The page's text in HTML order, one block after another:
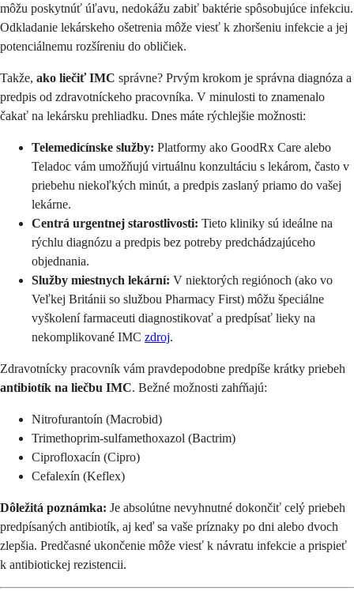
môžu poskytnúť úľavu, nedokážu zabiť baktérie spôsobujúce infekciu.
Odkladanie lekárskeho ošetrenia môže viesť k zhoršeniu infekcie a jej
potenciálnemu rozšíreniu do obličiek.
Takže, ako liečiť IMC správne? Prvým krokom je správna diagnóza a
predpis od zdravotníckeho pracovníka. V minulosti to znamenalo
čakať na lekársku prehliadku. Dnes máte rýchlejšie možnosti:
Telemedicínske služby: Platformy ako GoodRx Care alebo
Teladoc vám umožňujú virtuálnu konzultáciu s lekárom, často v
priebehu niekoľkých minút, a predpis zaslaný priamo do vašej
lekárne.
Centrá urgentnej starostlivosti: Tieto kliniky sú ideálne na
rýchlu diagnózu a predpis bez potreby predchádzajúceho
objednania.
Služby miestnych lekární: V niektorých regiónoch (ako vo
Veľkej Británii so službou Pharmacy First) môžu špeciálne
vyškolení farmaceuti diagnostikovať a predpísať lieky na
nekomplikované IMC zdroj.
Zdravotnícky pracovník vám pravdepodobne predpíše krátky priebeh
antibiotík na liečbu IMC. Bežné možnosti zahŕňajú:
Nitrofurantoín (Macrobid)
Trimethoprim-sulfamethoxazol (Bactrim)
Ciprofloxacín (Cipro)
Cefalexín (Keflex)
Dôležitá poznámka: Je absolútne nevyhnutné dokončiť celý priebeh
predpísaných antibiotík, aj keď sa vaše príznaky po dni alebo dvoch
zlepšia. Predčasné ukončenie môže viesť k návratu infekcie a prispieť
k antibiotickej rezistencii.